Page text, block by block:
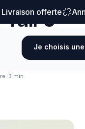
offerte
Je choisis
faire
?
:3 min